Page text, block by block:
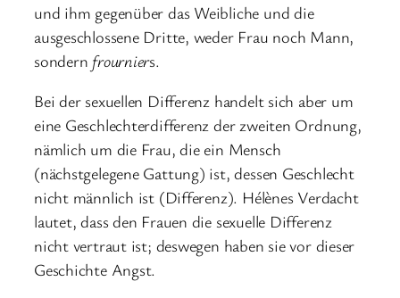
und ihm gegenüber das Weibliche und die
ausgeschlossene Dritte, weder Frau noch Mann,
sondern frourniers.
Bei der sexuellen Differenz handelt sich aber um
eine Geschlechterdifferenz der zweiten Ordnung,
nämlich um die Frau, die ein Mensch
(nächstgelegene Gattung) ist, dessen Geschlecht
nicht männlich ist (Differenz). Hélènes Verdacht
lautet, dass den Frauen die sexuelle Differenz
nicht vertraut ist; deswegen haben sie vor dieser
Geschichte Angst.